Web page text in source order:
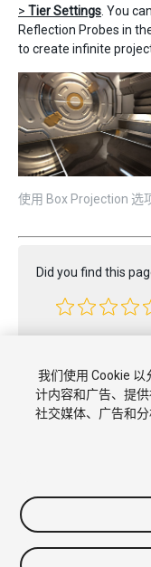
> Tier Settings . You
Reflection Probes in
to create infinite
使用 Box Projection 选
Did you find this
Copyright © 2022 Unity
律条款
我们使用 Cookie
计内容和广告、提
社交媒体、广告和